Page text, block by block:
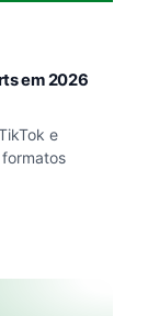
em 2026
e